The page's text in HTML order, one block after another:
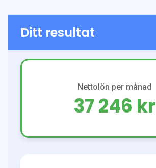
Ditt resultat
Nettolön per månad
37 246 kr